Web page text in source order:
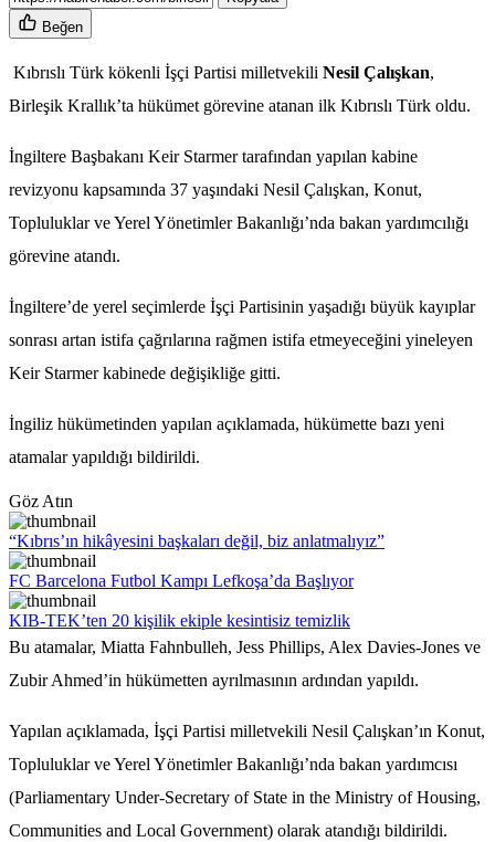
Beğen
Kıbrıslı Türk kökenli İşçi Partisi milletvekili Nesil Çalışkan,
Birleşik Krallık’ta hükümet görevine atanan ilk Kıbrıslı Türk oldu.
İngiltere Başbakanı Keir Starmer tarafından yapılan kabine
revizyonu kapsamında 37 yaşındaki Nesil Çalışkan, Konut,
Topluluklar ve Yerel Yönetimler Bakanlığı’nda bakan yardımcılığı
görevine atandı.
İngiltere’de yerel seçimlerde İşçi Partisinin yaşadığı büyük kayıplar
sonrası artan istifa çağrılarına rağmen istifa etmeyeceğini yineleyen
Keir Starmer kabinede değişikliğe gitti.
İngiliz hükümetinden yapılan açıklamada, hükümette bazı yeni
atamalar yapıldığı bildirildi.
Göz Atın
“Kıbrıs’ın hikâyesini başkaları değil, biz anlatmalıyız”
FC Barcelona Futbol Kampı Lefkoşa’da Başlıyor
KIB-TEK’ten 20 kişilik ekiple kesintisiz temizlik
Bu atamalar, Miatta Fahnbulleh, Jess Phillips, Alex Davies-Jones ve
Zubir Ahmed’in hükümetten ayrılmasının ardından yapıldı.
Yapılan açıklamada, İşçi Partisi milletvekili Nesil Çalışkan’ın Konut,
Topluluklar ve Yerel Yönetimler Bakanlığı’nda bakan yardımcısı
(Parliamentary Under-Secretary of State in the Ministry of Housing,
Communities and Local Government) olarak atandığı bildirildi.